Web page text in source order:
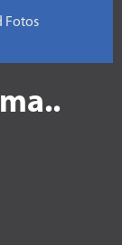
Fotos